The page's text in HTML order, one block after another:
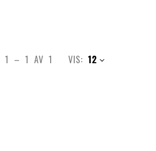
1 – 1 AV 1 VIS: 12